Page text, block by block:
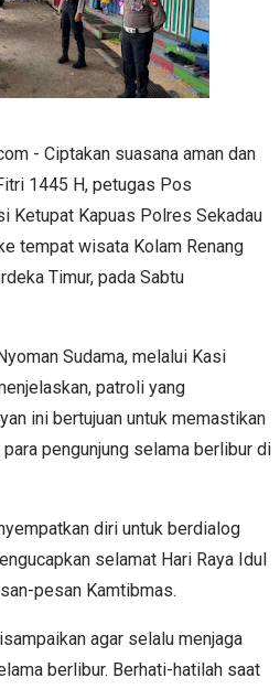
- Ciptakan suasana aman dan
1445 H, petugas Pos
Ketupat Kapuas Polres Sekadau
tempat wisata Kolam Renang
Timur, pada Sabtu
Sudama, melalui Kasi
patroli yang
ini bertujuan untuk memastikan
pengunjung selama berlibur di
diri untuk berdialog
selamat Hari Raya Idul
pesan Kamtibmas.
agar selalu menjaga
berlibur. Berhati-hatilah saat